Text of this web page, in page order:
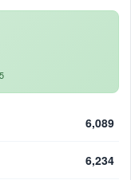
6,089
6,234